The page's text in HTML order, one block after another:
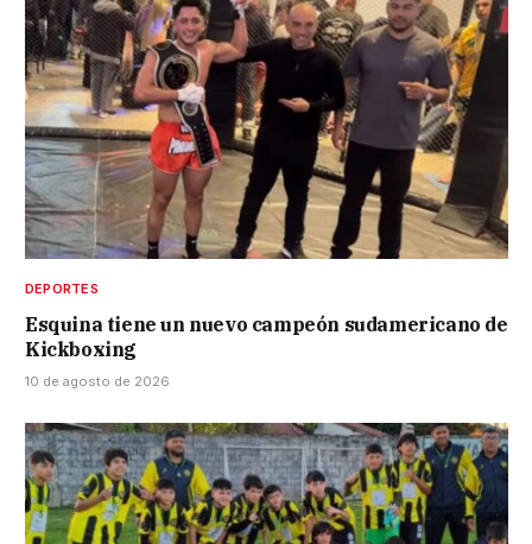
DEPORTES
Esquina tiene un nuevo campeón sudamericano de
Kickboxing
10 de agosto de 2026